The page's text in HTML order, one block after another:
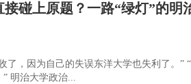
接碰上原题？一路“绿灯”的明
了，因为自己的失误东洋大学也失利了。”
明治大学政治...